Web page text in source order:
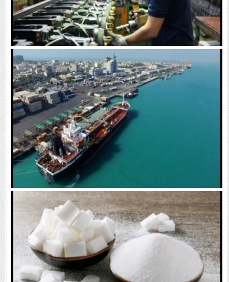
۴۰۰ مگاوات برای روشن نگه داشتن چراغ کسب‌وکار‌ها
عبور از خط محاصره آمریکا / محموله یک میلیون یورویی
به ایران رسید